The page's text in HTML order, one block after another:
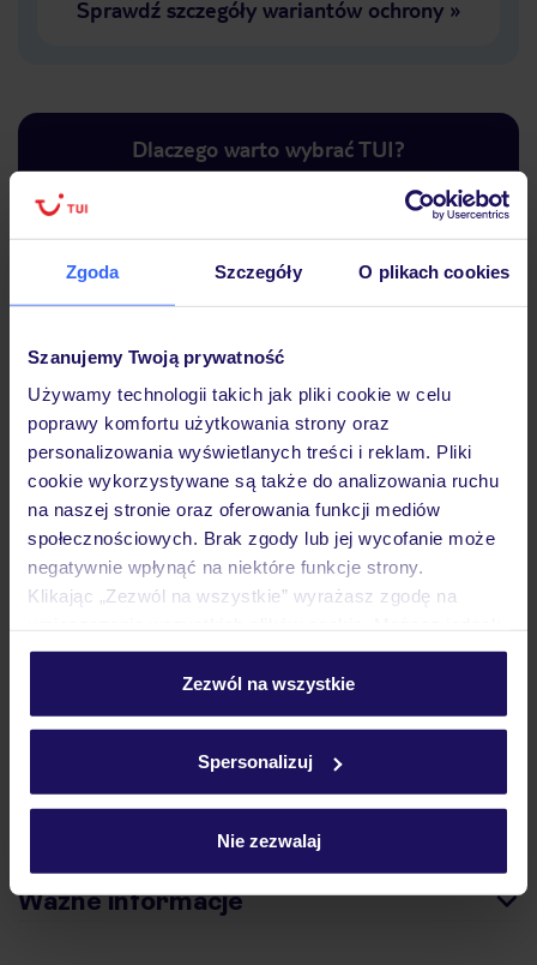
Zgoda Szczegóły O plikach cookies
Szanujemy Twoją prywatność
Używamy technologii takich jak pliki cookie w celu
poprawy komfortu użytkowania strony oraz
personalizowania wyświetlanych treści i reklam. Pliki
cookie wykorzystywane są także do analizowania ruchu
na naszej stronie oraz oferowania funkcji mediów
społecznościowych. Brak zgody lub jej wycofanie może
negatywnie wpłynąć na niektóre funkcje strony.
Klikając „Zezwól na wszystkie” wyrażasz zgodę na
personalizować swój wybór wchodząc w zakładkę
Szczegółowe informacje o plikach cookie znajdziesz
Zezwól na wszystkie
Spersonalizuj
Nie zezwalaj
Sprawdź szczegóły wariantów ochrony»
Dlaczego warto wybrać TUI?
Lider niskich cen
Największe biuro
30 lat w
Hotel
Opinie
Wyżywienie
Atrakcje
Ważne informacje